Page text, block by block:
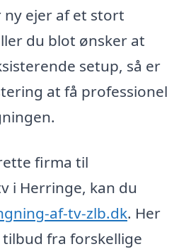
ny ejer af et stort
du blot ønsker at
setup, så er
at få professionel
firma til
i Herringe, kan du
af-tv-zlb.dk. Her
fra forskellige